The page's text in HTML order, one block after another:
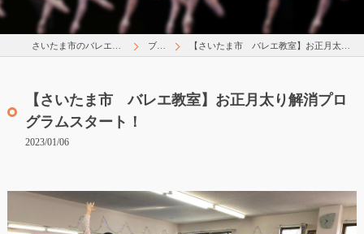
ブログ 【さいたま市 バレエ教室】お正月太り解消プログラムスタート！
【さいたま市 バレエ教室】お正月太り解消プロ
グラムスタート！
2023/01/06